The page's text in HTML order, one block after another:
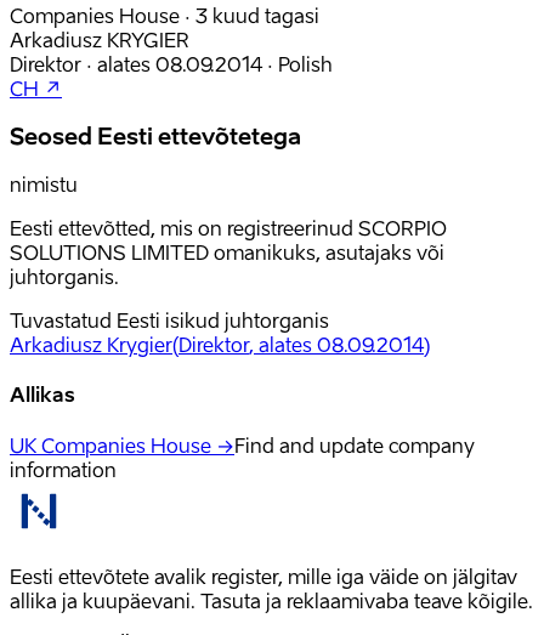
Companies House · 3 kuud tagasi
Arkadiusz KRYGIER
Direktor · alates 08.09.2014· Polish
CH ↗
Seosed Eesti ettevõtetega
nimistu
Eesti ettevõtted, mis on registreerinud SCORPIO
SOLUTIONS LIMITED omanikuks, asutajaks või
juhtorganis.
Tuvastatud Eesti isikud juhtorganis
Arkadiusz Krygier(Direktor, alates 08.09.2014)
Allikas
UK Companies House →Find and update company
information
Eesti ettevõtete avalik register, mille iga väide on jälgitav
allika ja kuupäevani. Tasuta ja reklaamivaba teave kõigile.